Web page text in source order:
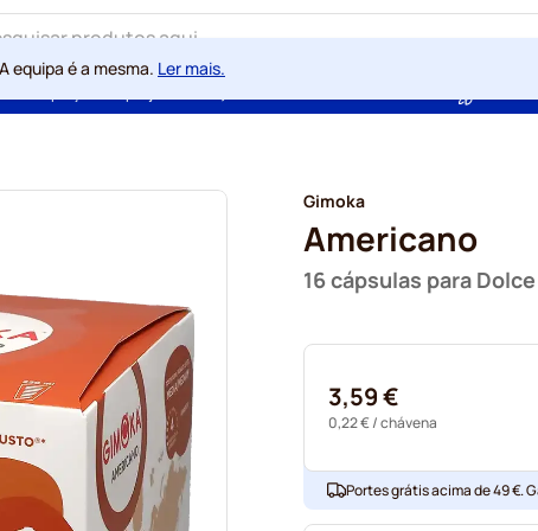
equipa é a mesma. Ler mais.
Gimoka
Americano
16 cápsulas para
3,59 €
0,22 €/ chávena
Portes grátis acima de 49 €.